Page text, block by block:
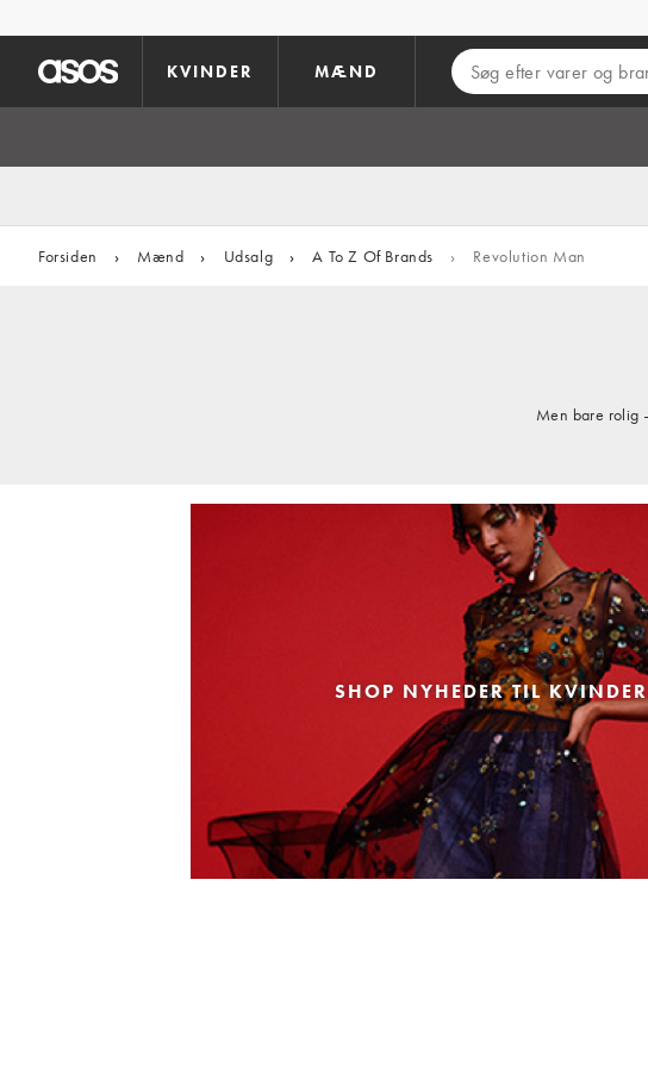
KVINDER MÆND
Forsiden › Mænd › Udsalg › A To Z Of Brands › Revolution Man
Men bare rolig
SHOP NYHEDER TIL KVINDER